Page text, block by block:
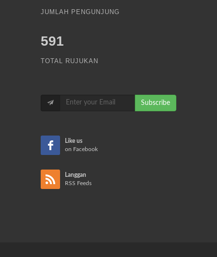
JUMLAH PENGUNJUNG
591
TOTAL RUJUKAN
Subscribe
Like us
on Facebook
Langgan
RSS Feeds